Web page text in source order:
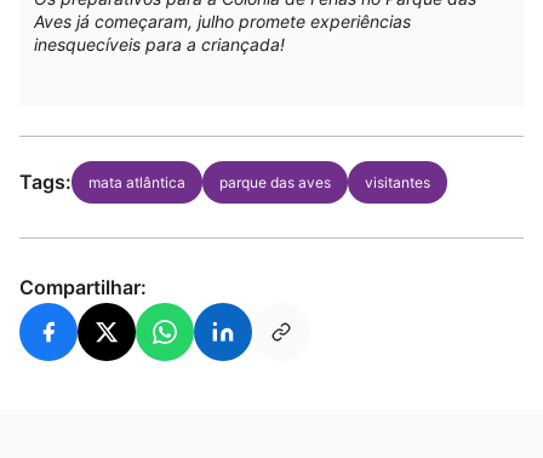
Aves já começaram, julho promete experiências
inesquecíveis para a criançada!
Tags: mata atlântica parque das aves visitantes
Compartilhar: